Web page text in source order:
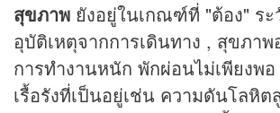
สุขภาพ ยังอยู่ในเกณฑ์ที่ "ต้อง" ระ
อุบัติเหตุจากการเดินทาง , สุขภา
การทำงานหนัก พักผ่อนไม่เพียงพ
เรื้อรังที่เป็นอยู่เช่น ความดันโลหิ